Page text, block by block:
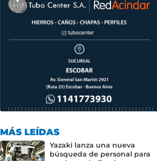
MÁS LEÍDAS
Yazaki lanza una nueva
búsqueda de personal para